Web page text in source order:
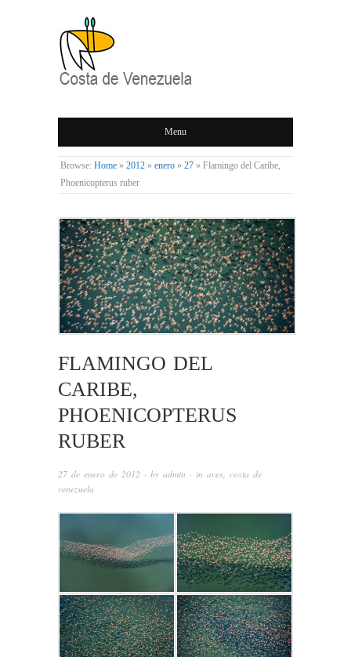
COSTA DE
VENEZUELA
Menu
Browse: Home » 2012 » enero » 27 » Flamingo del Caribe,
Phoenicopterus ruber
FLAMINGO DEL
CARIBE,
PHOENICOPTERUS
RUBER
27 de enero de 2012 · by admin · in aves, costa de
venezuela